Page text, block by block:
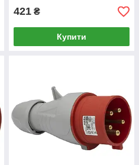
421 ₴
Купити